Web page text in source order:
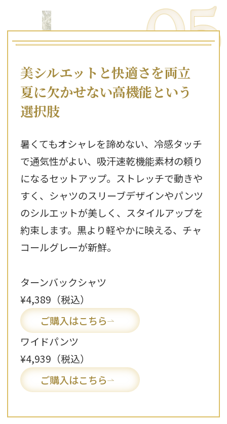
05
美シルエットと快適さを両立
夏に欠かせない高機能という
選択肢
暑くてもオシャレを諦めない、冷感タッチ
で通気性がよい、吸汗速乾機能素材の頼り
になるセットアップ。ストレッチで動きや
すく、シャツのスリーブデザインやパンツ
のシルエットが美しく、スタイルアップを
約束します。黒より軽やかに映える、チャ
コールグレーが新鮮。
ターンバックシャツ
¥4,389（税込）
ご購入はこちら
ワイドパンツ
¥4,939（税込）
ご購入はこちら